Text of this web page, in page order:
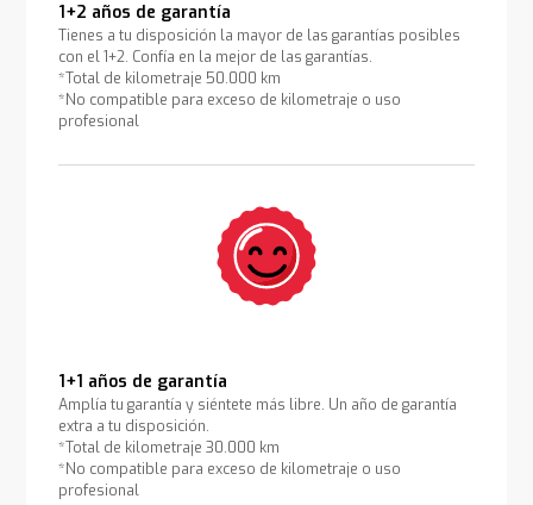
1+2 años de garantía
Tienes a tu disposición la mayor de las garantías posibles
con el 1+2. Confía en la mejor de las garantías.
*Total de kilometraje 50.000 km
*No compatible para exceso de kilometraje o uso
profesional
1+1 años de garantía
Amplía tu garantía y siéntete más libre. Un año de garantía
extra a tu disposición.
*Total de kilometraje 30.000 km
*No compatible para exceso de kilometraje o uso
profesional